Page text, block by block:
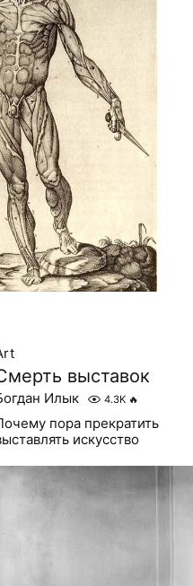
выставок
Илык 4.3K 🔥
пора прекратить
искусство